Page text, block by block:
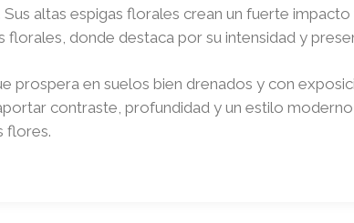
altas espigas florales crean un fuerte impacto
donde destaca por su intensidad y
prospera en suelos bien drenados y con
contraste, profundidad y un estilo
flores.